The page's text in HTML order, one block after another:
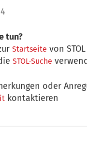
tun?
Startseite von
STOL-Suche
oder
kontaktieren